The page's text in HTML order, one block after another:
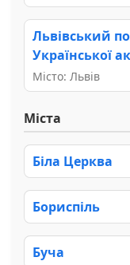
Львівський
Української
Місто: Львів
Міста
Біла Церква
Бориспіль
Буча